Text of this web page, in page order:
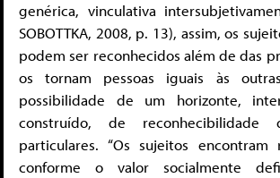
genérica, vinculativa
SOBOTTKA, 2008, p. 13), assim, os
podem ser reconhecidos além de das
os tornam pessoas iguais às
possibilidade de um horizonte,
construído, de reconhecibilidade
particulares. “Os sujeitos encontram
conforme o valor socialmente